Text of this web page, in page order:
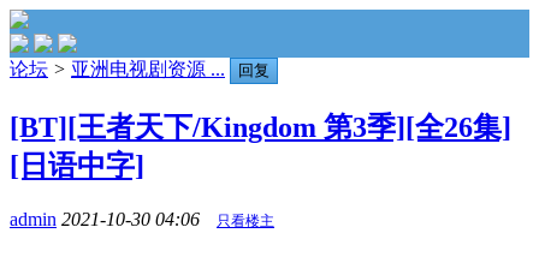
论坛 > 亚洲电视剧资源 ... 回复
[BT][王者天下/Kingdom 第3季][全26集]
[日语中字]
admin 2021-10-30 04:06 只看楼主